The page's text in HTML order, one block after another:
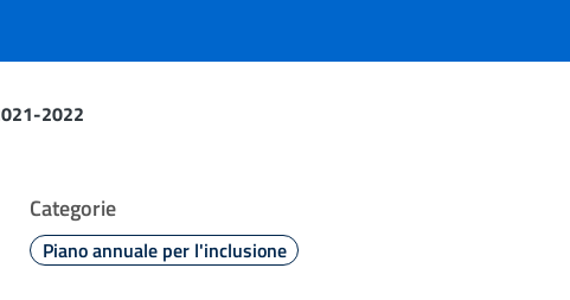
2022
Categorie
Piano annuale per l'inclusione